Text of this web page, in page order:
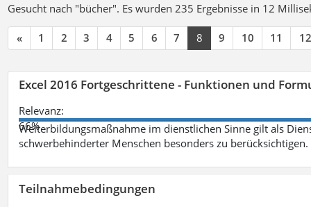
Gesucht nach "bücher". Es wurden 235 Ergebnisse in 12
« 1 2 3 4 5 6 7 8 9 10 11 12
Excel 2016 Fortgeschrittene - Funktionen und
Relevanz:
66%
Weiterbildungsmaßnahme im dienstlichen Sinne gilt als
schwerbehinderter Menschen besonders zu berücksichtigen.
Teilnahmebedingungen